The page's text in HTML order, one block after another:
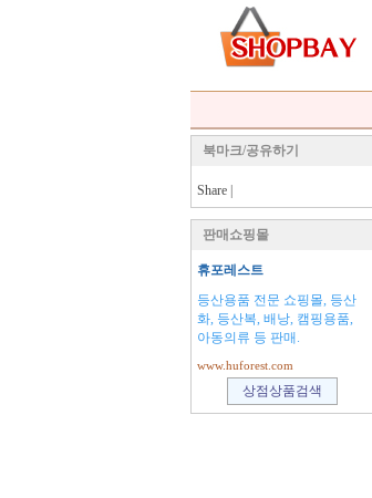
북마크/공유하기
Share
판매쇼핑몰
휴포레스트
등산용품 전문 쇼핑몰, 등산
화, 등산복, 배낭, 캠핑용품,
아동의류 등 판매.
www.huforest.com